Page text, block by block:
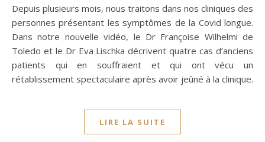
Depuis plusieurs mois, nous traitons dans nos cliniques des
personnes présentant les symptômes de la Covid longue.
Dans notre nouvelle vidéo, le Dr Françoise Wilhelmi de
Toledo et le Dr Eva Lischka décrivent quatre cas d’anciens
patients qui en souffraient et qui ont vécu un
rétablissement spectaculaire après avoir jeûné à la clinique.
LIRE LA SUITE